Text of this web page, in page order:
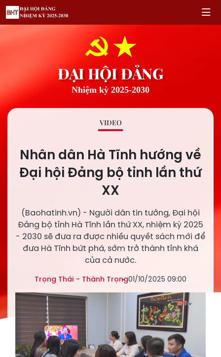
ĐẠI HỘI ĐẢNG
Nhiệm kỳ 2025-2030
VIDEO
Nhân dân Hà Tĩnh hướng về
Đại hội Đảng bộ tỉnh lần thứ
XX
(Baohatinh.vn) - Người dân tin tưởng, Đại hội
Đảng bộ tỉnh Hà Tĩnh lần thứ XX, nhiệm kỳ 2025
- 2030 sẽ đưa ra được nhiều quyết sách mới để
đưa Hà Tĩnh bứt phá, sớm trở thành tỉnh khá
của cả nước.
Trọng Thái - Thành Trọng01/10/2025 09:00